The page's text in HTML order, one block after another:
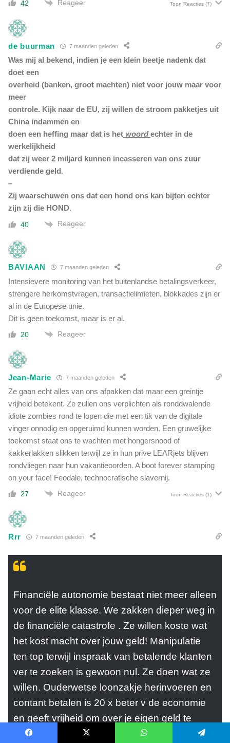
42 Reageer Toon Reacties (7)
de buurman 7 maanden geleden
Was mij al bekend, indien je een klein beetje nadenk dat
doet een
overheid (banken, groot machten) niet voor jouw maar voor
meer
controle. Kijk naar de EU, zij willen de stroom pakketjes uit
China indammen en
doen een heffing maar dat is het woordechter in de
werkelijkheid
dat zij weer 2 miljard kunnen incasseren van ons zuur
verdiende geld.
–
Zij waarschuwen ons dat een hond ons kan bijten echter
zijn zij die HOND.
40 Reageer
BAVIAAN 7 maanden geleden
Intensievere monitoring van het buitenlandse betalingsverkeer,
strengere herkomstvragen, transactielimieten, blokkades zijn er
al in de Europese unie.
Dit is geen toekomst, maar is er al.
20 Reageer
Jean-Marie 7 maanden geleden
Ze gaan echt alles van ons afpakken dat maar een greintje
vrijheid betekent. Ze zullen ons verplichten als ronddwalende
idiote zombies rond te lopen die met een tik van de digitale
vinger onnodig en opgeruimd kunnen worden. Een gruwelijke
toekomst staat ons te wachten met hongersnood of
kakkerlakken slikken terwijl ze in hun prive LEARjets blijven
rondvliegen naar hun vakantieoorden. A boot forever stamping
on your face! Feodale, technocratische slavernij.
27 Reageer Toon Reacties (1)
Rrr 7 maanden geleden
Financiële autonomie bestaat niet meer alleen
voor de elite klasse. We zakken dieper weg in
de financiële catastrofe . Ze willen koste wat
het kost macht over jouw geld! Manipulatie
ten top terwijl inspraak van betalende klanten
ver te zoeken is gewoon nul. Ze doen wat ze
willen. Ouderwetse loonzakje herinvoeren en
contant betalen is 20 x beter v de economie
en geeft vrijheid om over je eigen geld te
beschikken. Ik ben tegen deze vergaande